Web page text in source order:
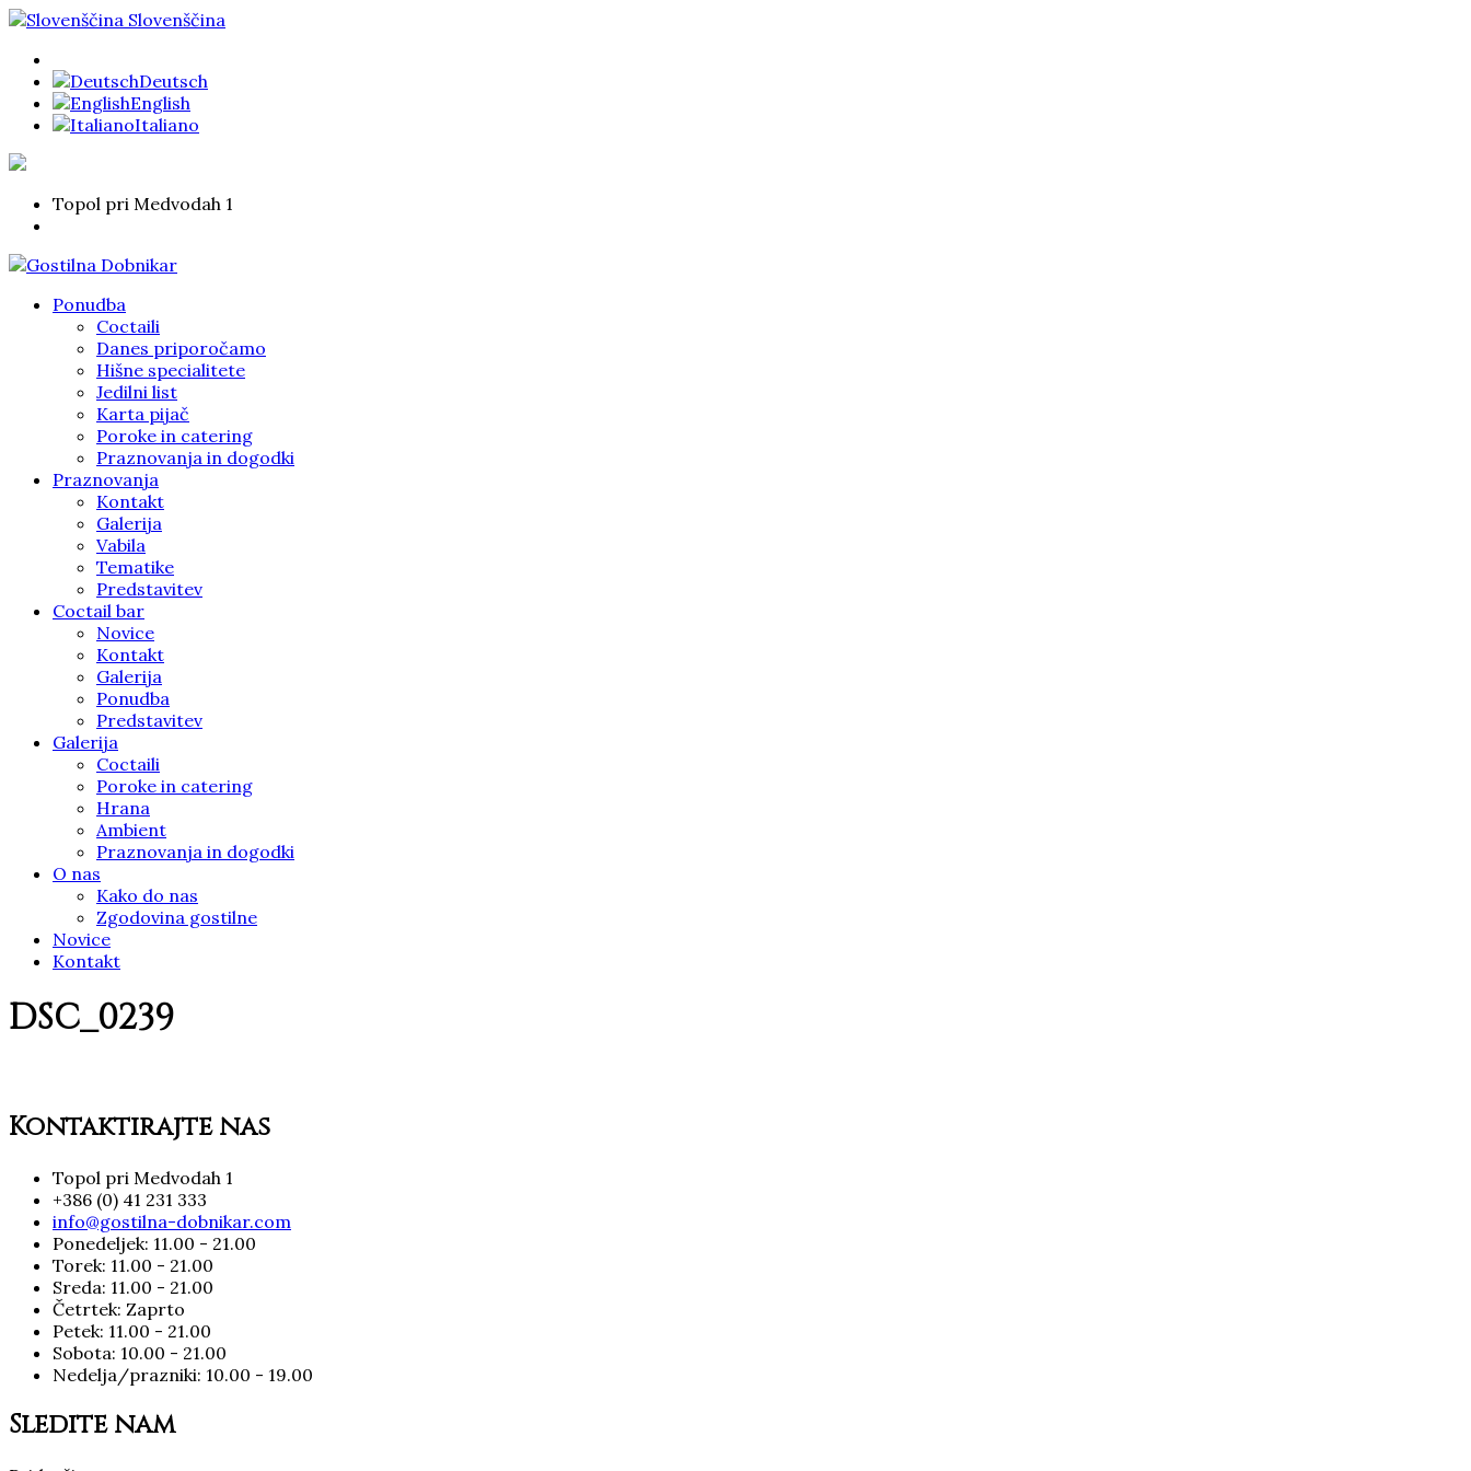
Slovenščina
Deutsch
English
Italiano
Topol pri Medvodah 1
Ponudba
Coctaili
Danes priporočamo
Hišne specialitete
Jedilni list
Karta pijač
Poroke in catering
Praznovanja in dogodki
Praznovanja
Kontakt
Galerija
Vabila
Tematike
Predstavitev
Coctail bar
Novice
Kontakt
Galerija
Ponudba
Predstavitev
Galerija
Coctaili
Poroke in catering
Hrana
Ambient
Praznovanja in dogodki
O nas
Kako do nas
Zgodovina gostilne
Novice
Kontakt
DSC_0239
Kontaktirajte nas
Topol pri Medvodah 1
+386 (0) 41 231 333
info@gostilna-dobnikar.com
Ponedeljek: 11.00 - 21.00
Torek: 11.00 - 21.00
Sreda: 11.00 - 21.00
Četrtek: Zaprto
Petek: 11.00 - 21.00
Sobota: 10.00 - 21.00
Nedelja/prazniki: 10.00 - 19.00
Sledite nam